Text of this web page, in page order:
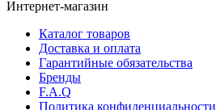
Интернет-магазин
Каталог товаров
Доставка и оплата
Гарантийные обязательства
Бренды
F.A.Q
Политика конфиденциальности